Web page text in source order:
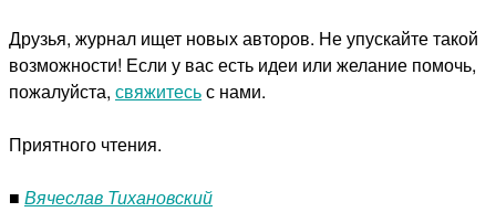
Друзья, журнал ищет новых авторов. Не упускайте такой
возможности! Если у вас есть идеи или желание помочь,
пожалуйста, свяжитесьс нами.
Приятного чтения.
■ Вячеслав Тихановский